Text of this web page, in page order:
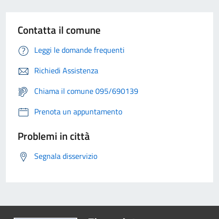
Contatta il comune
Leggi le domande frequenti
Richiedi Assistenza
Chiama il comune 095/690139
Prenota un appuntamento
Problemi in città
Segnala disservizio